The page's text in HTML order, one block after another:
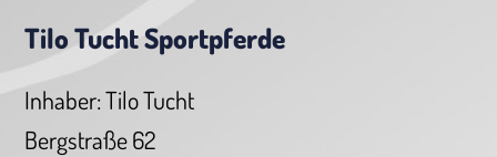
Tilo Tucht Sportpferde
Inhaber: Tilo Tucht
Bergstraße 62